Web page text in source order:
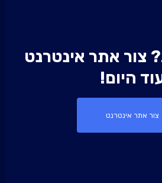
צור אתר אינטרנט
היום!
צור אתר אינטרנט